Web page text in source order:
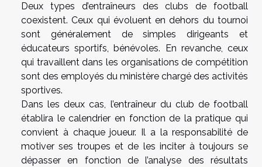
Deux types d’entraîneurs des clubs de football
coexistent. Ceux qui évoluent en dehors du tournoi
sont généralement de simples dirigeants et
éducateurs sportifs, bénévoles. En revanche, ceux
qui travaillent dans les organisations de compétition
sont des employés du ministère chargé des activités
sportives.
Dans les deux cas, l’entraîneur du club de football
établira le calendrier en fonction de la pratique qui
convient à chaque joueur. Il a la responsabilité de
motiver ses troupes et de les inciter à toujours se
dépasser en fonction de l’analyse des résultats